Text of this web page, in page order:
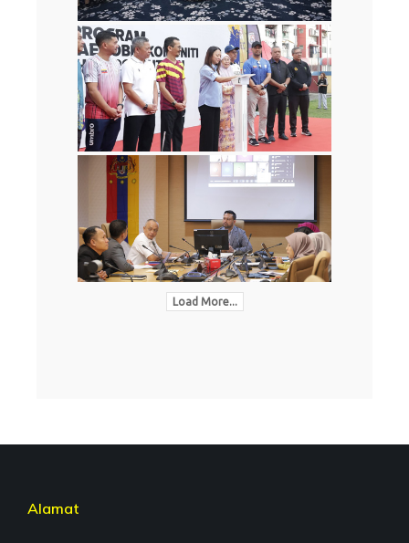
Load More...
Alamat